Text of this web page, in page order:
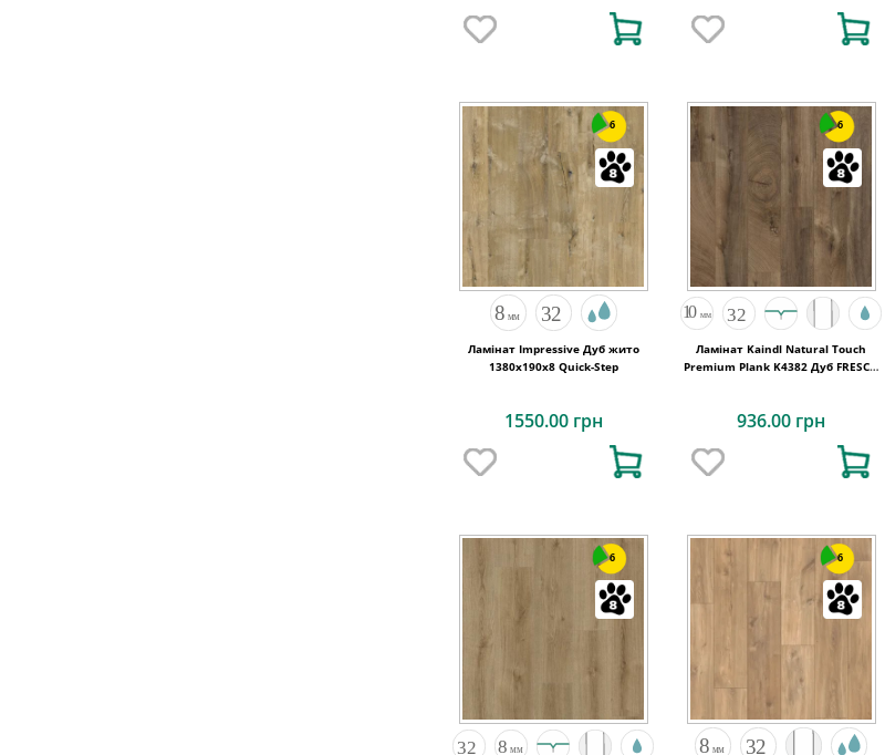
6
Ламінат Impressive Дуб жито
1380х190x8 Quick-Step
1550.00 грн
6
Ламінат Kaindl Natural Touch
Premium Plank K4382 Дуб FRESCO
936.00 грн
6 6